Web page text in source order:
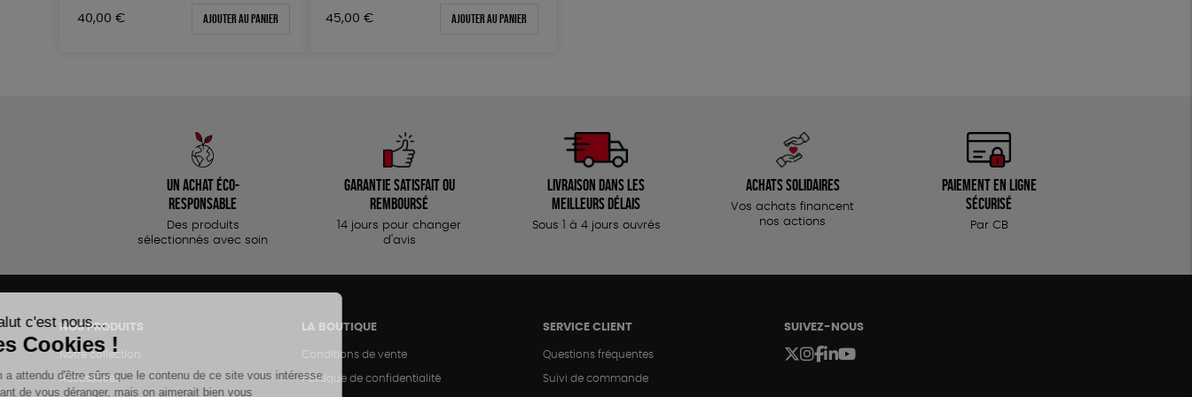
40,00 € Ajouter au panier 45,00 € Ajouter au panier
Un achat éco-
responsable
Des produits
sélectionnés avec soin
Garantie satisfait ou
remboursé
14 jours pour changer
d'avis
Livraison dans les
meilleurs délais
Sous 1 à 4 jours ouvrés
Achats solidaires
Vos achats financent
nos actions
Paiement en ligne
sécurisé
Par CB
NOS PRODUITS
Notre collection
Accessoires
LA BOUTIQUE
Conditions de vente
Politique de confidentialité
SERVICE CLIENT
Questions fréquentes
Suivi de commande
SUIVEZ-NOUS